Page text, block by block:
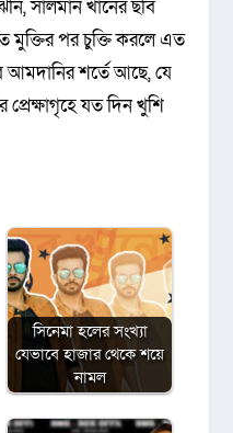
সালমান খানের ছবি
মুক্তির পর চুক্তি করলে এত
আমদানির শর্তে আছে, যে
প্রেক্ষাগৃহে যত দিন খুশি
সিনেমা হলের সংখ্যা
যেভাবে হাজার থেকে শয়ে
নামল